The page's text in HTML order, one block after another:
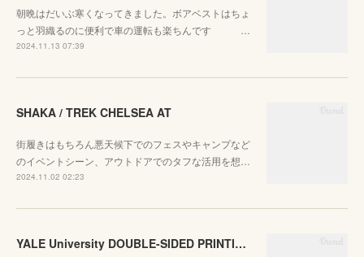
朝晩はだいぶ寒くなってきました。ボアベストはちょ
っと羽織るのに便利で車の運転も楽ちんです …
2024.11.13 07:39
SHAKA / TREK CHELSEA AT
街履きはもちろん悪天候下でのフェスやキャンプなど
のイベントシーン、アウトドアでのタフな活用を想…
2024.11.02 02:23
YALE University DOUBLE-SIDED PRINTING CREW SWEAT